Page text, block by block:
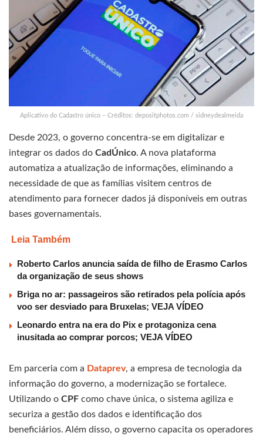
Aplicativo do Cadastro único – Créditos: depositphotos.com / sidneydealmeida
Desde 2023, o governo concentra-se em digitalizar e
integrar os dados do CadÚnico. A nova plataforma
automatiza a atualização de informações, eliminando a
necessidade de que as famílias visitem centros de
atendimento para fornecer dados já disponíveis em outras
bases governamentais.
Leia Também
Roberto Carlos anuncia saída de filho de Erasmo Carlos
da organização de seus shows
Briga no ar: passageiros são retirados pela polícia após
voo ser desviado para Bruxelas; VEJA VÍDEO
Leonardo entra na era do Pix e protagoniza cena
inusitada ao comprar porcos; VEJA VÍDEO
Em parceria com a Dataprev, a empresa de tecnologia da
informação do governo, a modernização se fortalece.
Utilizando o CPF como chave única, o sistema agiliza e
securiza a gestão dos dados e identificação dos
beneficiários. Além disso, o governo capacita os operadores